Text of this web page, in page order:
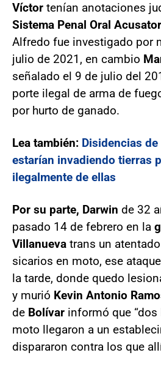
Víctor tenían anotaciones
Sistema Penal Oral
Alfredo fue investigado por
julio de 2021, en cambio
señalado el 9 de julio del
porte ilegal de arma de
por hurto de ganado.
Lea también: Disidencias de
estarían invadiendo tierras
ilegalmente de ellas
Por su parte, Darwin de 32
pasado 14 de febrero en la
Villanueva trans un
sicarios en moto, ese
la tarde, donde quedo
y murió Kevin Antonio
de Bolívar informó que
moto llegaron a un
dispararon contra los que